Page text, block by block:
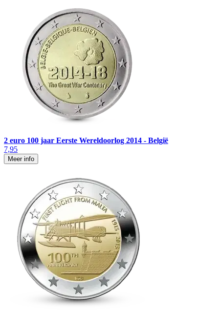
2 euro 100 jaar Eerste Wereldoorlog 2014 - België
7,95
Meer info